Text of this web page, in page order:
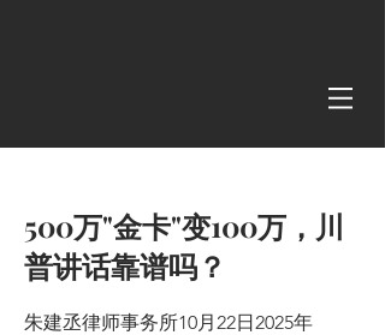
500万"金卡"变100万，川
普讲话靠谱吗？
朱建丞律师事务所10月22日2025年